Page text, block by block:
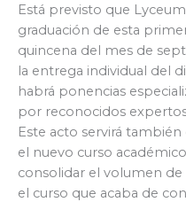
Está previsto que
graduación de esta
quincena del mes de
la entrega individual del
habrá ponencias
por reconocidos
Este acto servirá
el nuevo curso
consolidar el volumen
el curso que acaba de